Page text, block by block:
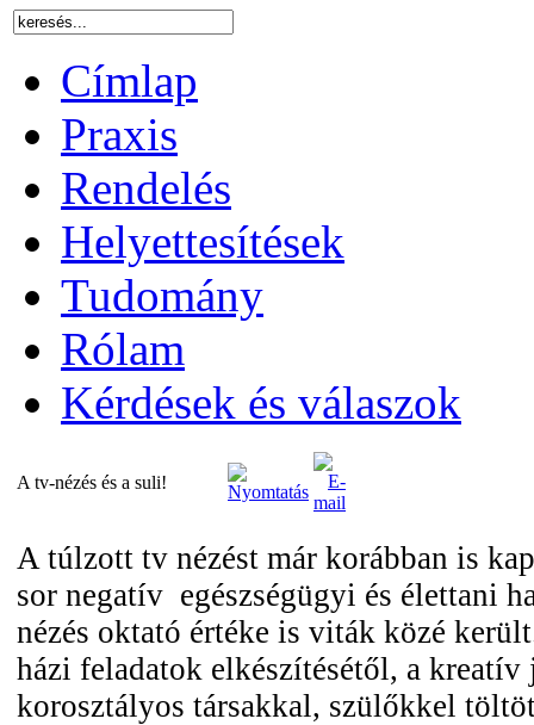
Címlap
Praxis
Rendelés
Helyettesítések
Tudomány
Rólam
Kérdések és válaszok
A tv-nézés és a suli!
A túlzott tv nézést már korábban is
sor negatív egészségügyi és élettani
nézés oktató értéke is viták közé
házi feladatok elkészítésétől, a
korosztályos társakkal, szülőkkel